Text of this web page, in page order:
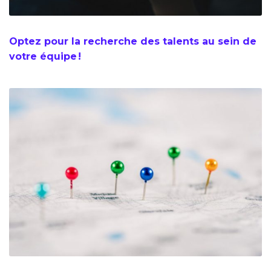
Optez pour la recherche des talents au sein de
votre équipe !